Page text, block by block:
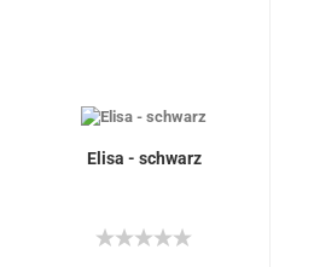
Elisa - schwarz